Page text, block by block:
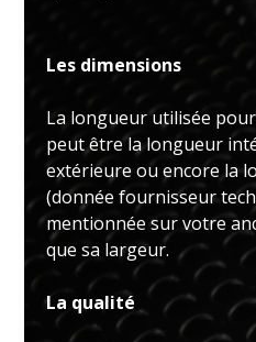
Les dimensions
La longueur utilisée
peut être la longueur
extérieure ou encore la
(donnée fournisseur
mentionnée sur votre
que sa largeur.
La qualité